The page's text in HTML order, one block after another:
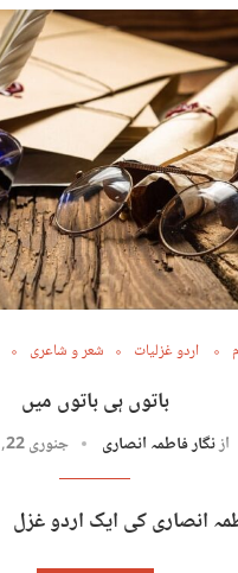
اردو غزلیات شعر و شاعری
باتوں ہی باتوں میں
ازنگار فاطمہ انصاری جنوری 22, 2026
انصاری کی ایک اردو غزل